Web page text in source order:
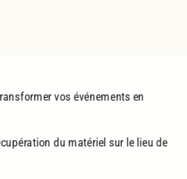
vos événements en
du matériel sur le lieu de